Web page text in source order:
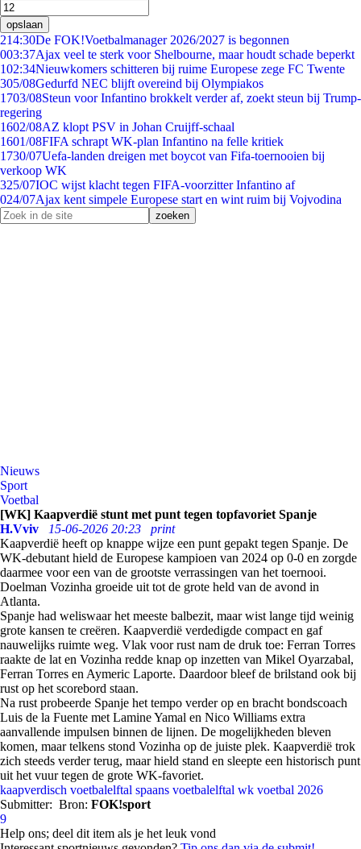
opslaan
214:30De FOK!Voetbalmanager 2026/2027 is begonnen
003:37Ajax veel te sterk voor Shelbourne, maar houdt schade beperkt
102:34Nieuwkomers schitteren bij ruime Europese zege FC Twente
305/08Gedurfd NEC blijft overeind bij Olympiakos
1703/08Steun voor Infantino brokkelt verder af, zoekt steun bij Trump-
regering
1602/08AZ klopt PSV in Johan Cruijff-schaal
1601/08FIFA schrapt WK-plan Infantino na felle kritiek
1730/07Uefa-landen dreigen met boycot van Fifa-toernooien bij
verkoop WK
325/07IOC wijst klacht tegen FIFA-voorzitter Infantino af
024/07Ajax kent simpele Europese start en wint ruim bij Vojvodina
Nieuws
Sport
Voetbal
[WK] Kaapverdië stunt met punt tegen topfavoriet Spanje
H.Vviv
15-06-2026 20:23
print
Kaapverdië heeft op knappe wijze een punt gepakt tegen Spanje. De
WK-debutant hield de Europese kampioen van 2024 op 0-0 en zorgde
daarmee voor een van de grootste verrassingen van het toernooi.
Doelman Vozinha groeide uit tot de grote held van de avond in
Atlanta.
Spanje had weliswaar het meeste balbezit, maar wist lange tijd weinig
grote kansen te creëren. Kaapverdië verdedigde compact en gaf
nauwelijks ruimte weg. Vlak voor rust nam de druk toe: Ferran Torres
raakte de lat en Vozinha redde knap op inzetten van Mikel Oyarzabal,
Ferran Torres en Aymeric Laporte. Daardoor bleef de brilstand ook bij
rust op het scorebord staan.
Na rust probeerde Spanje het tempo verder op en bracht bondscoach
Luis de la Fuente met Lamine Yamal en Nico Williams extra
aanvallende impulsen binnen de lijnen. De mogelijkheden bleven
komen, maar telkens stond Vozinha op de juiste plek. Kaapverdië trok
zich steeds verder terug, maar hield stand en sleepte een historisch punt
uit het vuur tegen de grote WK-favoriet.
kaapverdisch voetbalelftal spaans voetbalelftal wk voetbal 2026
Submitter: Bron: FOK!sport
9
Help ons; deel dit item als je het leuk vond